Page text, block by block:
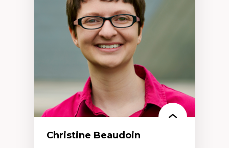
Christine Beaudoin